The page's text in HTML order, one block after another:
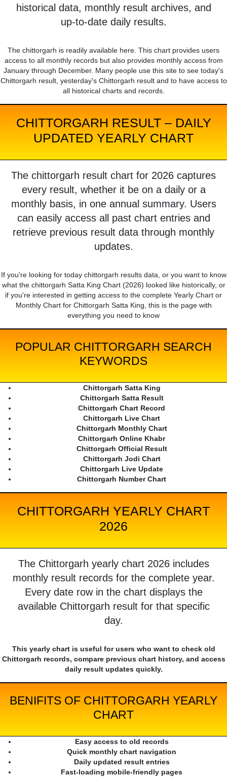
historical data, monthly result archives, and
up-to-date daily results.
The chittorgarh is readily available here. This chart provides users
access to all monthly records but also provides monthly access from
January through December. Many people use this site to see today's
Chittorgarh result, yesterday's Chittorgarh result and to have access to
all historical charts and records.
CHITTORGARH RESULT – DAILY
UPDATED YEARLY CHART
The chittorgarh result chart for 2026 captures
every result, whether it be on a daily or a
monthly basis, in one annual summary. Users
can easily access all past chart entries and
retrieve previous result data through monthly
updates.
If you're looking for today chittorgarh results data, or you want to know
what the chittorgarh Satta King Chart (2026) looked like historically, or
if you're interested in getting access to the complete Yearly Chart or
Monthly Chart for Chittorgarh Satta King, this is the page with
everything you need to know
POPULAR CHITTORGARH SEARCH
KEYWORDS
Chittorgarh Satta King
Chittorgarh Satta Result
Chittorgarh Chart Record
Chittorgarh Live Chart
Chittorgarh Monthly Chart
Chittorgarh Online Khabr
Chittorgarh Official Result
Chittorgarh Jodi Chart
Chittorgarh Live Update
Chittorgarh Number Chart
CHITTORGARH YEARLY CHART
2026
The Chittorgarh yearly chart 2026 includes
monthly result records for the complete year.
Every date row in the chart displays the
available Chittorgarh result for that specific
day.
This yearly chart is useful for users who want to check old
Chittorgarh records, compare previous chart history, and access
daily result updates quickly.
BENIFITS OF CHITTORGARH YEARLY
CHART
Easy access to old records
Quick monthly chart navigation
Daily updated result entries
Fast-loading mobile-friendly pages